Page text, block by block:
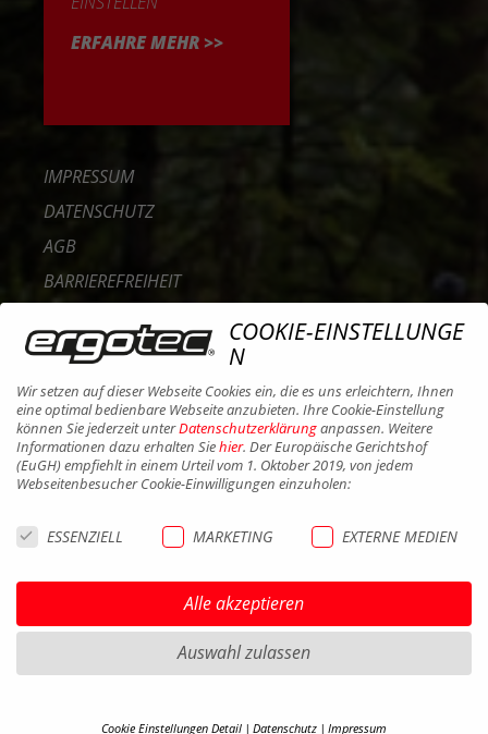
ERFAHRE MEHR >>
IMPRESSUM
DATENSCHUTZ
AGB
BARRIEREFREIHEIT
KARRIERE
B2B PORTAL
COOKIES
COOKIE-EINSTELLUNGE
N
Wir setzen auf dieser Webseite Cookies ein, die es uns erleichtern, Ihnen
eine optimal bedienbare Webseite anzubieten. Ihre Cookie-Einstellung
können Sie jederzeit unterDatenschutzerklärunganpassen. Weitere
Informationen dazu erhalten Siehier. Der Europäische Gerichtshof
(EuGH) empfiehlt in einem Urteil vom 1. Oktober 2019, von jedem
Webseitenbesucher Cookie-Einwilligungen einzuholen:
ESSENZIELL MARKETING EXTERNE MEDIEN
Alle akzeptieren
Auswahl zulassen
Cookie Einstellungen Detail Datenschutz Impressum